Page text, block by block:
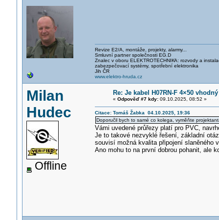
Revize E2/A, montáže, projekty, alarmy...
Smluvní partner společnosti EG.D
Znalec v oboru ELEKTROTECHNIKA: rozvody a
zabezpečovací systémy, spotřební elektronika
Jih ČR
www.elektro-hruda.cz
Milan
Hudec
Offline
Re: Je kabel H07RN-F 4×50
« Odpověď #7 kdy:09.10.2025, 08:52 »
Citace: Tomáš Žabka 04.10.2025, 19:36
Doporučil bych to samé co kolega, vyměňte
Vámi uvedené průřezy platí pro PVC,
Je to takové nezvyklé řešení, základní
souvisí možná kvalita připojení slaněného
Ano mohu to na první dobrou pohanit, ale